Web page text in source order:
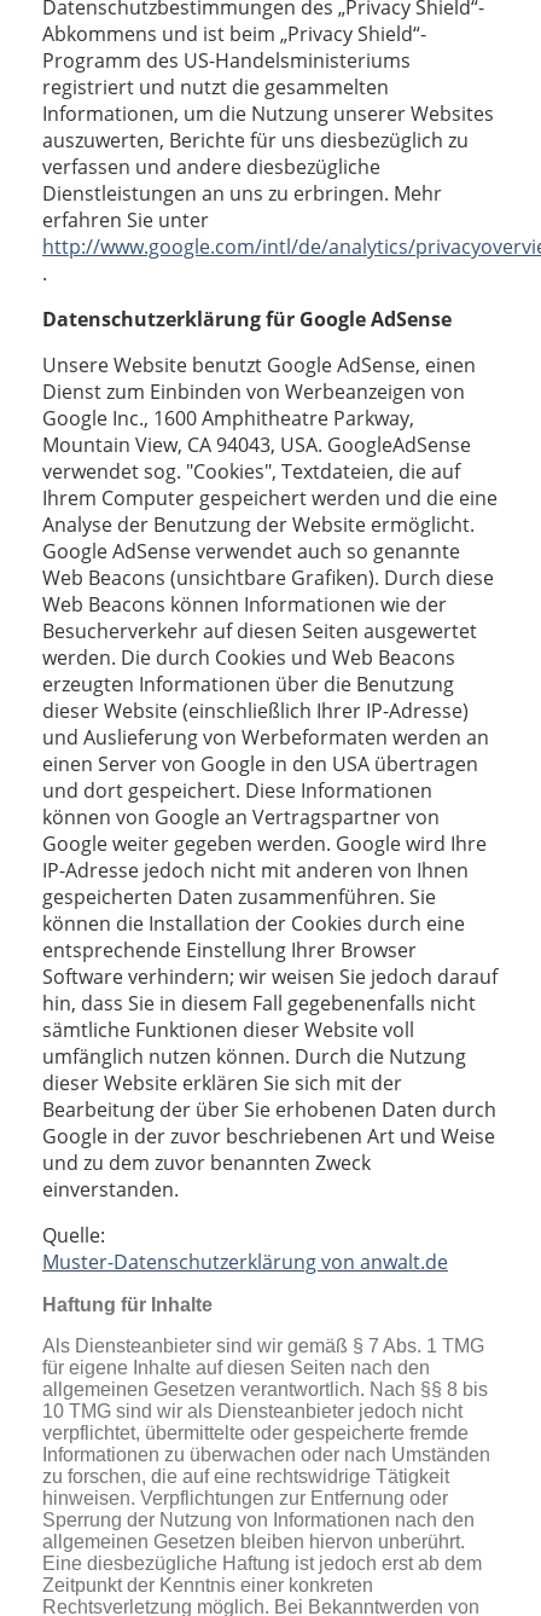
Datenschutzbestimmungen des „Privacy Shield“-
Abkommens und ist beim „Privacy Shield“-
Programm des US-Handelsministeriums
registriert und nutzt die gesammelten
Informationen, um die Nutzung unserer Websites
auszuwerten, Berichte für uns diesbezüglich zu
verfassen und andere diesbezügliche
Dienstleistungen an uns zu erbringen. Mehr
erfahren Sie unter
http://www.google.com/intl/de/analytics/
.
Datenschutzerklärung für Google AdSense
Unsere Website benutzt Google AdSense, einen
Dienst zum Einbinden von Werbeanzeigen von
Google Inc., 1600 Amphitheatre Parkway,
Mountain View, CA 94043, USA. GoogleAdSense
verwendet sog. "Cookies", Textdateien, die auf
Ihrem Computer gespeichert werden und die eine
Analyse der Benutzung der Website ermöglicht.
Google AdSense verwendet auch so genannte
Web Beacons (unsichtbare Grafiken). Durch diese
Web Beacons können Informationen wie der
Besucherverkehr auf diesen Seiten ausgewertet
werden. Die durch Cookies und Web Beacons
erzeugten Informationen über die Benutzung
dieser Website (einschließlich Ihrer IP-Adresse)
und Auslieferung von Werbeformaten werden an
einen Server von Google in den USA übertragen
und dort gespeichert. Diese Informationen
können von Google an Vertragspartner von
Google weiter gegeben werden. Google wird Ihre
IP-Adresse jedoch nicht mit anderen von Ihnen
gespeicherten Daten zusammenführen. Sie
können die Installation der Cookies durch eine
entsprechende Einstellung Ihrer Browser
Software verhindern; wir weisen Sie jedoch darauf
hin, dass Sie in diesem Fall gegebenenfalls nicht
sämtliche Funktionen dieser Website voll
umfänglich nutzen können. Durch die Nutzung
dieser Website erklären Sie sich mit der
Bearbeitung der über Sie erhobenen Daten durch
Google in der zuvor beschriebenen Art und Weise
und zu dem zuvor benannten Zweck
einverstanden.
Quelle:
Muster-Datenschutzerklärung von anwalt.de
Haftung für Inhalte
Als Diensteanbieter sind wir gemäß § 7 Abs. 1 TMG
für eigene Inhalte auf diesen Seiten nach den
allgemeinen Gesetzen verantwortlich. Nach §§ 8 bis
10 TMG sind wir als Diensteanbieter jedoch nicht
verpflichtet, übermittelte oder gespeicherte fremde
Informationen zu überwachen oder nach Umständen
zu forschen, die auf eine rechtswidrige Tätigkeit
hinweisen. Verpflichtungen zur Entfernung oder
Sperrung der Nutzung von Informationen nach den
allgemeinen Gesetzen bleiben hiervon unberührt.
Eine diesbezügliche Haftung ist jedoch erst ab dem
Zeitpunkt der Kenntnis einer konkreten
Rechtsverletzung möglich. Bei Bekanntwerden von